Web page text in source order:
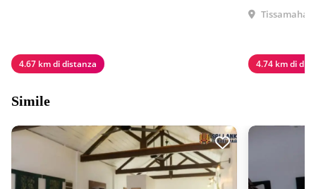
4.67 km di distanza 4.74 km di
Simile